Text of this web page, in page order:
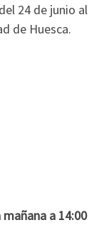
24 de junio al
de Huesca.
a 14:00